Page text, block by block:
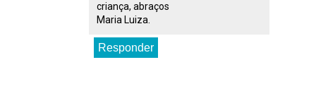
criança, abraços
Maria Luiza.
Responder